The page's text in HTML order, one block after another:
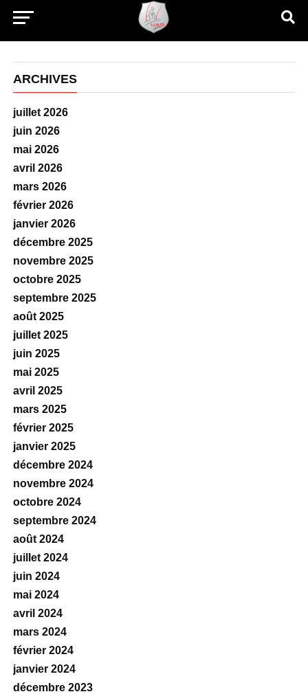
ARCHIVES
juillet 2026
juin 2026
mai 2026
avril 2026
mars 2026
février 2026
janvier 2026
décembre 2025
novembre 2025
octobre 2025
septembre 2025
août 2025
juillet 2025
juin 2025
mai 2025
avril 2025
mars 2025
février 2025
janvier 2025
décembre 2024
novembre 2024
octobre 2024
septembre 2024
août 2024
juillet 2024
juin 2024
mai 2024
avril 2024
mars 2024
février 2024
janvier 2024
décembre 2023